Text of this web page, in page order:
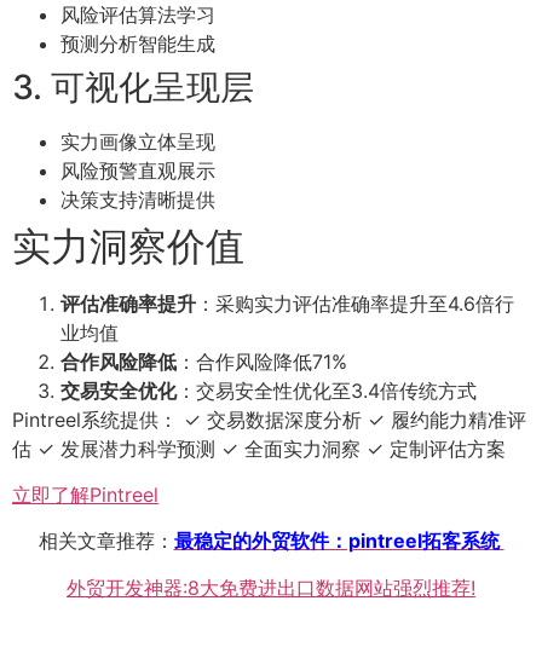
风险评估算法学习
预测分析智能生成
3. 可视化呈现层
实力画像立体呈现
风险预警直观展示
决策支持清晰提供
实力洞察价值
评估准确率提升 ：采购实力评估准确率提升至4.6倍行
业均值
合作风险降低 ：合作风险降低71%
交易安全优化：交易安全性优化至3.4倍传统方式
Pintreel系统提供： ✓ 交易数据深度分析 ✓ 履约能力精准评
估 ✓ 发展潜力科学预测 ✓ 全面实力洞察 ✓ 定制评估方案
立即了解Pintreel
相关文章推荐： 最稳定的外贸软件：pintreel拓客系统
外贸开发神器:8大免费进出口数据网站强烈推荐!